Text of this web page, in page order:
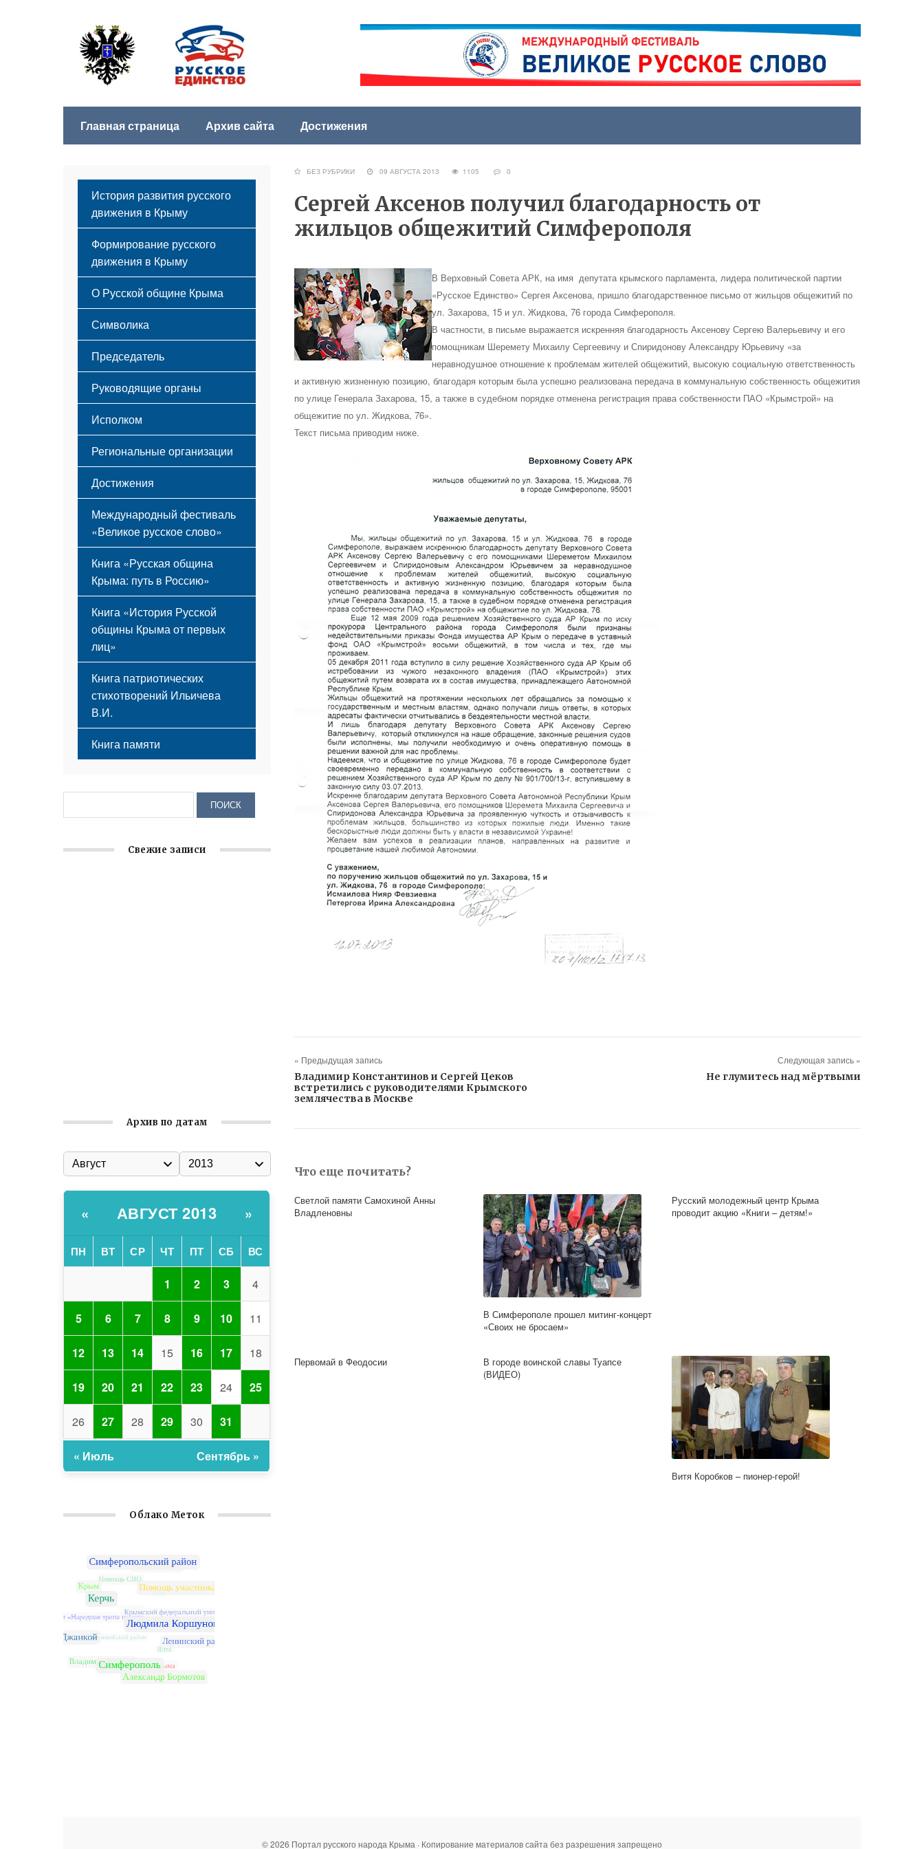
Главная страница Архив сайта Достижения
БЕЗ РУБРИКИ 09 АВГУСТА 2013 1105 0
Сергей Аксенов получил благодарность от
жильцов общежитий Симферополя
В Верховный Совета АРК, на имя депутата крымского парламента, лидера политической партии
«Русское Единство»Сергея Аксенова, пришло благодарственное письмо от жильцов общежитий по
ул. Захарова, 15 и ул. Жидкова, 76 города Симферополя.
В частности, в письме выражается искренняя благодарностьАксенову Сергею Валерьевичу и его
помощникам Шеремету Михаилу Сергеевичу иСпиридонову Александру Юрьевичу «за
неравнодушное отношение к проблемам жителей общежитий, высокую социальную ответственность
и активную жизненную позицию, благодаря которым была успешно реализована передача в коммунальную собственность общежития
по улице Генерала Захарова, 15, а также в судебном порядке отменена регистрация права собственности ПАО «Крымстрой» на
общежитие по ул. Жидкова, 76».
Текст письма приводим ниже.
« Предыдущая запись
Владимир Константинов и Сергей Цеков
встретились с руководителями Крымского
землячества в Москве
Следующая запись »
Не глумитесь над мёртвыми
Что еще почитать?
Светлой памяти Самохиной Анны
Владленовны
В Симферополе прошел митинг-концерт
«Своих не бросаем»
Русский молодежный центр Крыма
проводит акцию «Книги – детям!»
Первомай в Феодосии
В городе воинской славы Туапсе
(ВИДЕО)
Витя Коробков – пионер-герой!
История развития русского
движения в Крыму
Формирование русского
движения в Крыму
Русский Крым
О Русской общине Крыма
Этапы становления
Принципы деятельности
Структура
Мероприятия
Символика
Флаг
Герб
Гимн
Председатель
Руководящие органы
Исполком
Региональные организации
Достижения
Международный фестиваль
«Великое русское слово»
Книга «Русская община
Крыма: путь в Россию»
Книга «История Русской
общины Крыма от первых
лиц»
Книга патриотических
стихотворений Ильичева
В.И.
Книга памяти
Свежие записи
Архив по датам
« АВГУСТ 2013 »
ПН ВТ СР ЧТ ПТ СБ ВС
1 2 3 4
5 6 7 8 9 10 11
12 13 14 15 16 17 18
19 20 21 22 23 24 25
26 27 28 29 30 31
« Июль Сентябрь »
Облако Меток
© 2026 Портал русского народа Крыма · Копирование материалов сайта без разрешения запрещено